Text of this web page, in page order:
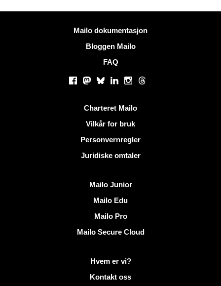
Mailo dokumentasjon
Bloggen Mailo
FAQ
Facebook
Mastodon
BlueskyLinkedInInstagram
Threads
Charteret Mailo
Vilkår for bruk
Personvernregler
Juridiske omtaler
Mailo Junior
Mailo Edu
Mailo Pro
Mailo Secure Cloud
Mer informasjon på MailoHvem er vi?
Kontakt oss